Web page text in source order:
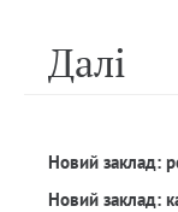
Далi
Новий заклад:
Новий заклад: